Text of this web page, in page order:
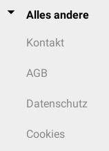
Alles andere
Kontakt
AGB
Datenschutz
Cookies